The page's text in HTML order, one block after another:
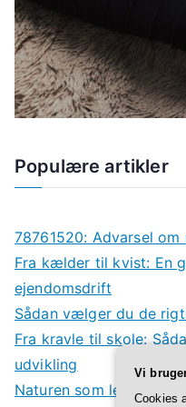
Populære artikler
78761520: Advarsel
Fra kælder til kvist: En
ejendomsdrift
Sådan vælger du de
Fra kravle til skole:
udvikling
Naturen som
Vi
Cookies